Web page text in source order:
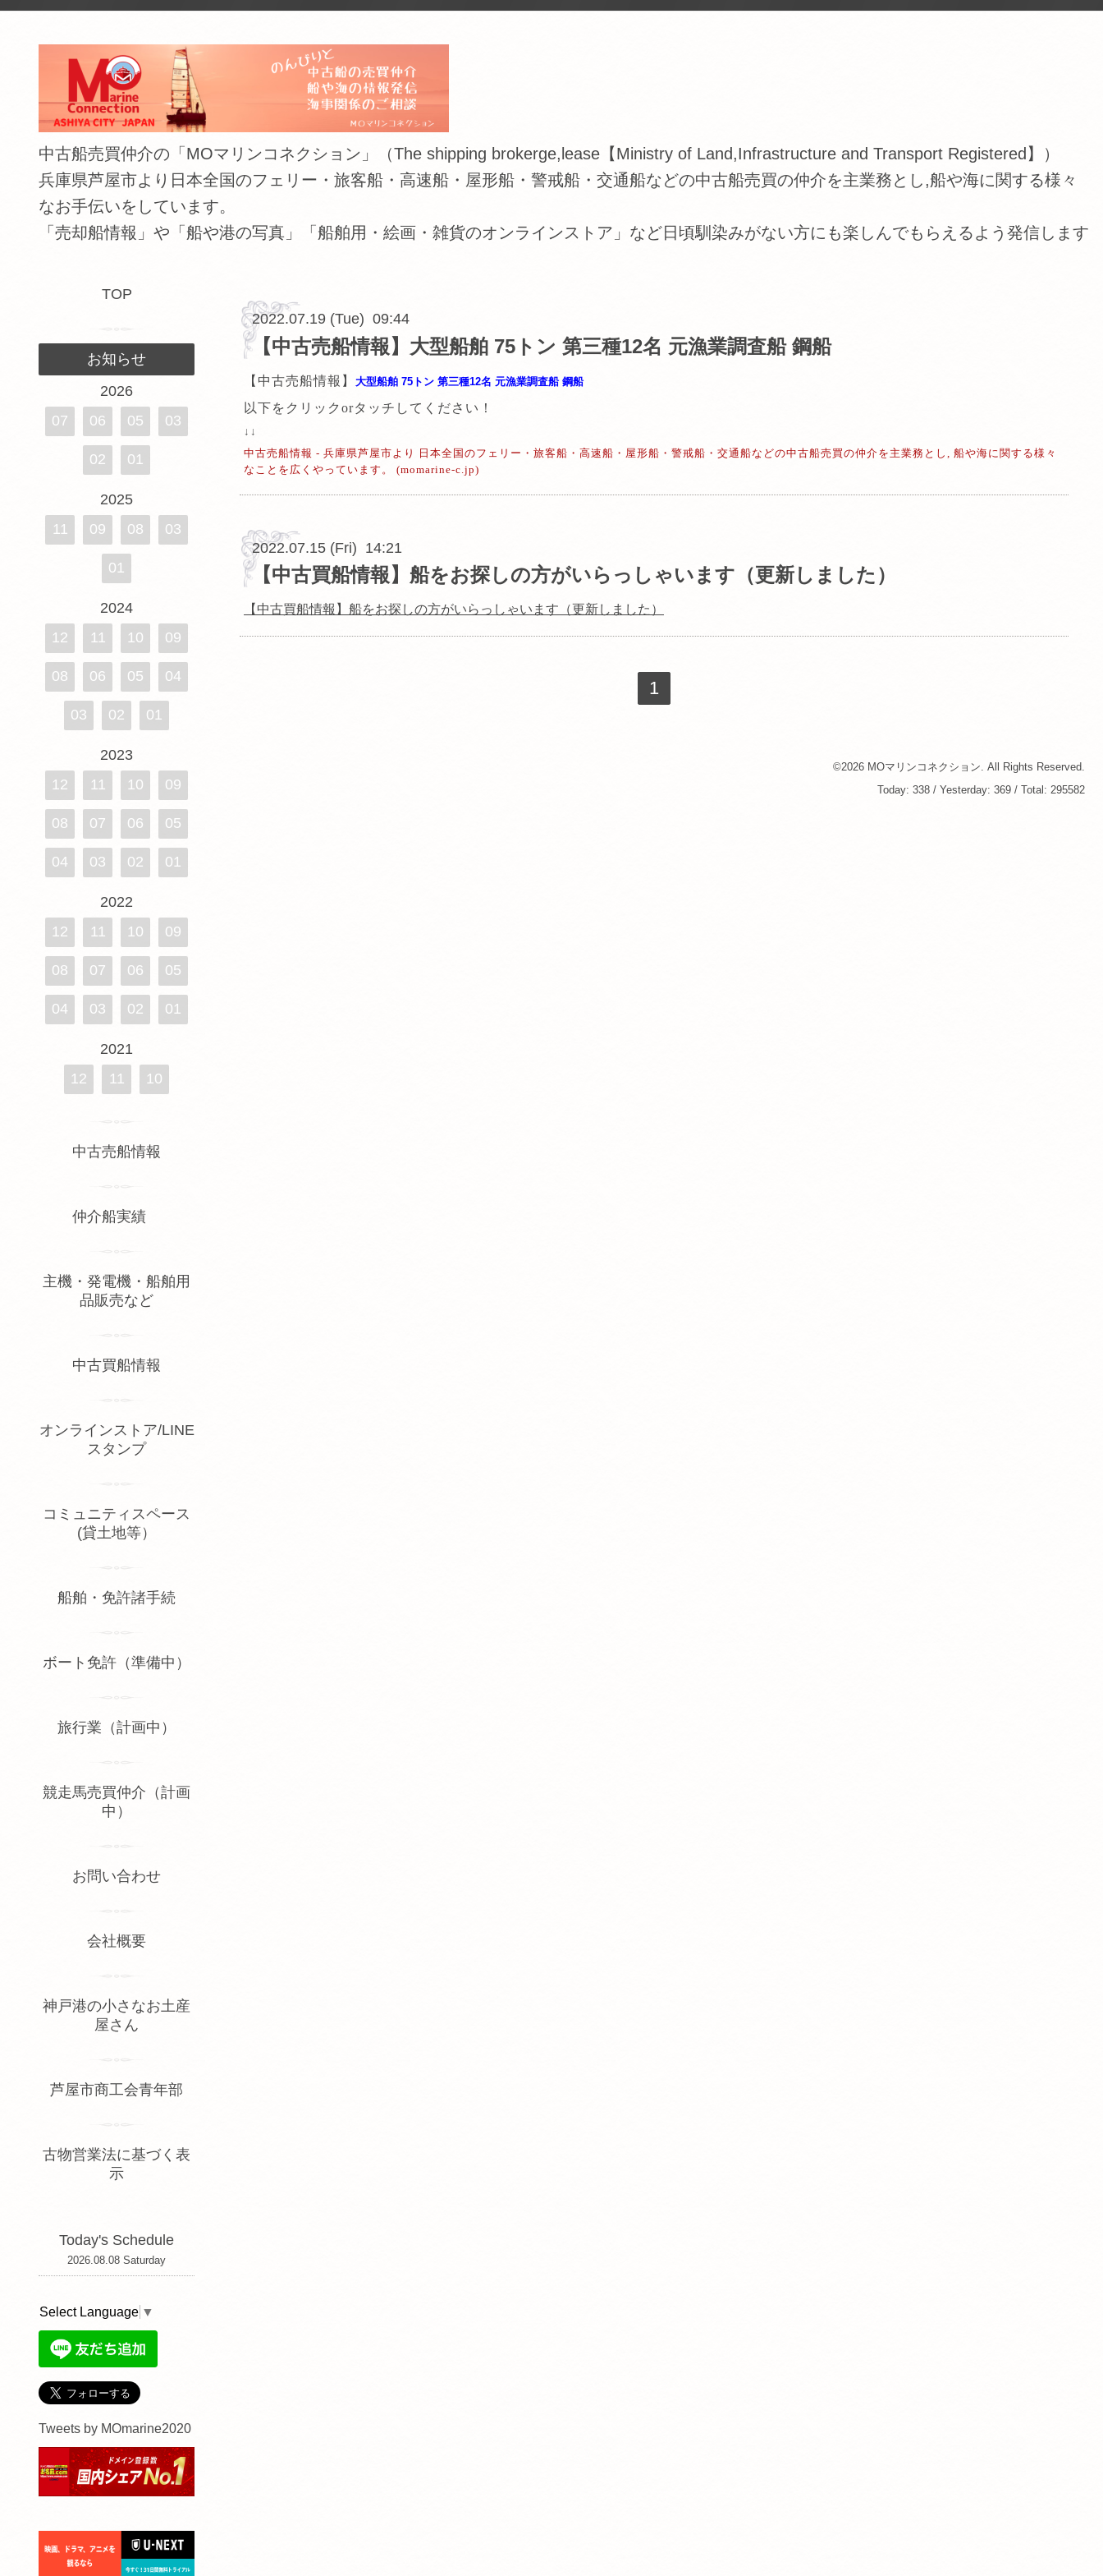
中古船売買仲介の「MOマリンコネクション」（The shipping brokerge,lease【Ministry of Land,Infrastructure and Transport Registered】）
兵庫県芦屋市より日本全国のフェリー・旅客船・高速船・屋形船・警戒船・交通船などの中古船売買の仲介を主業務とし,船や海に関する様々
なお手伝いをしています。
「売却船情報」や「船や港の写真」「船舶用・絵画・雑貨のオンラインストア」など日頃馴染みがない方にも楽しんでもらえるよう発信します
2022.07.19 (Tue) 09:44
【中古売船情報】大型船舶 75トン 第三種12名 元漁業調査船 鋼船
【中古売船情報】 大型船舶 75トン 第三種12名 元漁業調査船 鋼船
以下をクリックorタッチしてください！
↓↓
中古売船情報 - 兵庫県芦屋市より 日本全国のフェリー・旅客船・高速船・屋形船・警戒船・交通船などの中古船売買の仲介を主業務とし, 船や海に関する様々
なことを広くやっています。 (momarine-c.jp)
2022.07.15 (Fri) 14:21
【中古買船情報】船をお探しの方がいらっしゃいます（更新しました）
【中古買船情報】船をお探しの方がいらっしゃいます（更新しました）
1
©2026 MOマリンコネクション. All Rights Reserved.
Today: 338 / Yesterday: 369 / Total: 295582
TOP
お知らせ
2026
07
06 05 03
02 01
2025
11
09 08 03
01
2024
12
11 10 09
08 06 05 04
03 02 01
2023
12
11 10 09
08 07 06 05
04 03 02 01
2022
12
11 10 09
08 07 06 05
04 03 02 01
2021
12
11 10
中古売船情報
仲介船実績
主機・発電機・船舶用
品販売など
中古買船情報
オンラインストア/LINE
スタンプ
コミュニティスペース
(貸土地等）
船舶・免許諸手続
ボート免許（準備中）
旅行業（計画中）
競走馬売買仲介（計画
中）
お問い合わせ
会社概要
神戸港の小さなお土産
屋さん
芦屋市商工会青年部
古物営業法に基づく表
示
Today's Schedule
2026.08.08 Saturday
Select Language ▼
Tweets by MOmarine2020